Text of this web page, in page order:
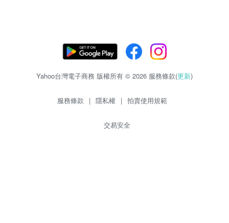
Yahoo台灣電子商務 版權所有 © 2026 服務條款(更新)
服務條款 | 隱私權 | 拍賣使用規範
交易安全